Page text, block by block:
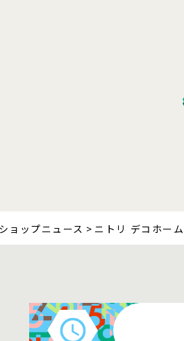
ショップニュース ニトリ デコホーム